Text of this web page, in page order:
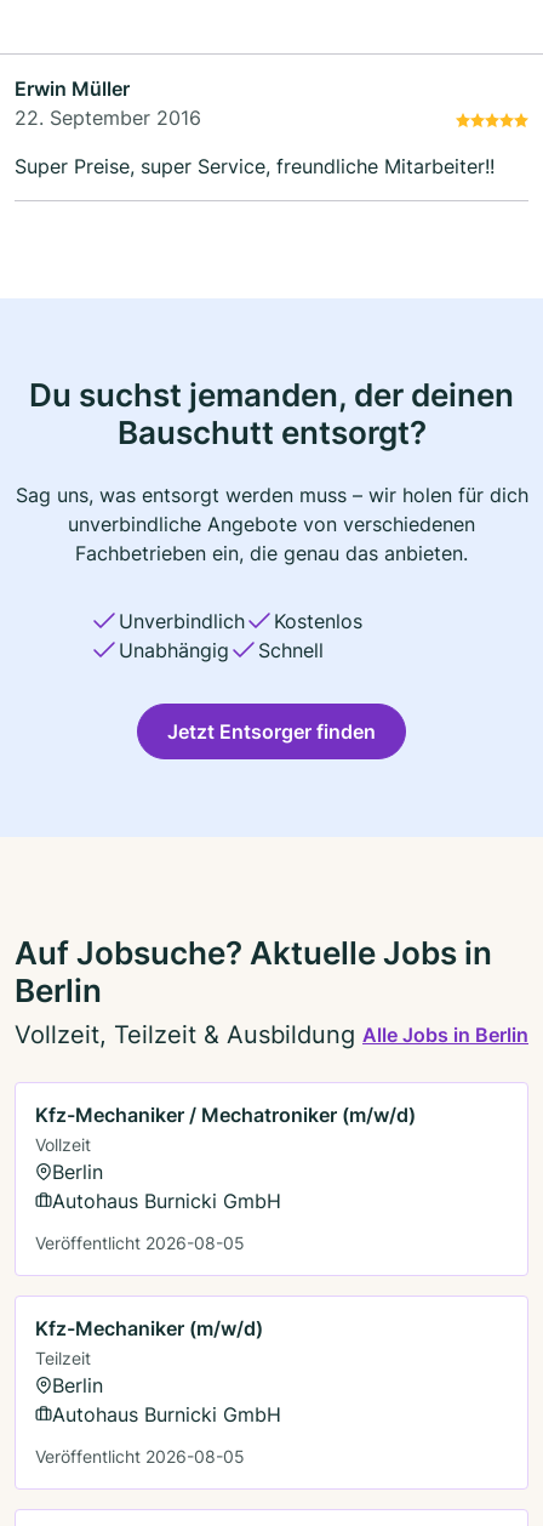
Erwin Müller
22. September 2016
Super Preise, super Service, freundliche Mitarbeiter!!
Du suchst jemanden, der deinen
Bauschutt entsorgt?
Sag uns, was entsorgt werden muss – wir holen für dich
unverbindliche Angebote von verschiedenen
Fachbetrieben ein, die genau das anbieten.
Unverbindlich
Kostenlos
Unabhängig
Schnell
Jetzt Entsorger finden
Auf Jobsuche? Aktuelle Jobs in
Berlin
Vollzeit, Teilzeit & Ausbildung Alle Jobs in Berlin
Kfz-Mechaniker / Mechatroniker (m/w/d)
Vollzeit
Berlin
Autohaus Burnicki GmbH
Veröffentlicht 2026-08-05
Kfz-Mechaniker (m/w/d)
Teilzeit
Berlin
Autohaus Burnicki GmbH
Veröffentlicht 2026-08-05